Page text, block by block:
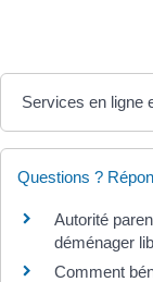
Services en ligne
Questions ?
Autorité
déménager
Comment